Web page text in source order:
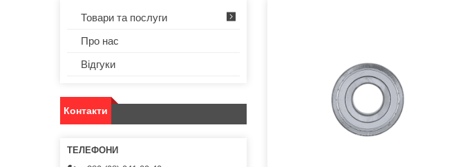
Товари та послуги
Про нас
Відгуки
Контакти